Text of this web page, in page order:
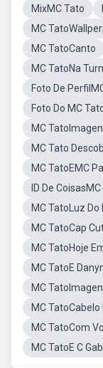
MixMC Tato
MC
MC TatoCanto
MC TatoNa
Foto De
Foto Do MC
MC
MC Tato
MC TatoEMC
ID De
MC TatoLuz Do
MC TatoCap
MC TatoHoje
MC TatoE
MC
MC TatoCabelo
MC TatoCom
MC TatoE C